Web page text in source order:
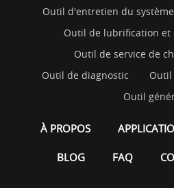
Outil d'entretien du
Outil de lubrification et
Outil de service de
Outil de diagnostic
Outil
À PROPOS
BLOG FAQ